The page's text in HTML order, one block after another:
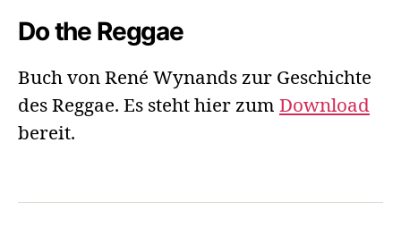
Do the Reggae
Buch von René Wynands zur Geschichte
des Reggae. Es steht hier zum Download
bereit.